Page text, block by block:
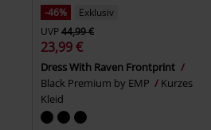
-46%
Exklusiv
UVP44,99 €
23,99 €
Dress With Raven Frontprint
Black Premium by EMP
Kurzes
Kleid